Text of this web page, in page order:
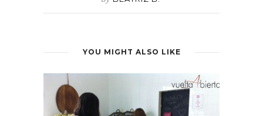
YOU MIGHT ALSO LIKE